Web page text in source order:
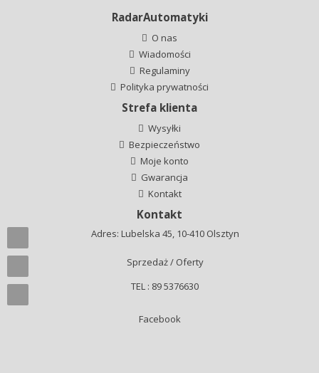
RadarAutomatyki
O nas
Wiadomości
Regulaminy
Polityka prywatności
Strefa klienta
Wysyłki
Bezpieczeństwo
Moje konto
Gwarancja
Kontakt
Kontakt
Adres: Lubelska 45, 10-410 Olsztyn
Sprzedaż / Oferty
TEL : 89 5376630
Facebook